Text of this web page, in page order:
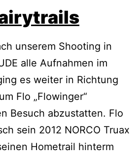
unserem Shooting in
alle Aufnahmen im
es weiter in Richtung
Flo „Flowinger“
Besuch abzustatten. Flo
sein 2012 NORCO Truax
Hometrail hinterm